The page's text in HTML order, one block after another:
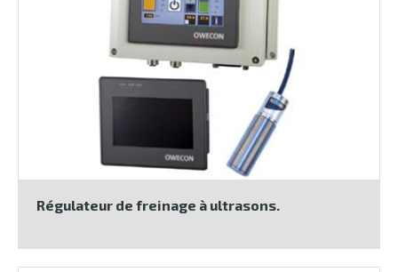
Régulateur de freinage à ultrasons.